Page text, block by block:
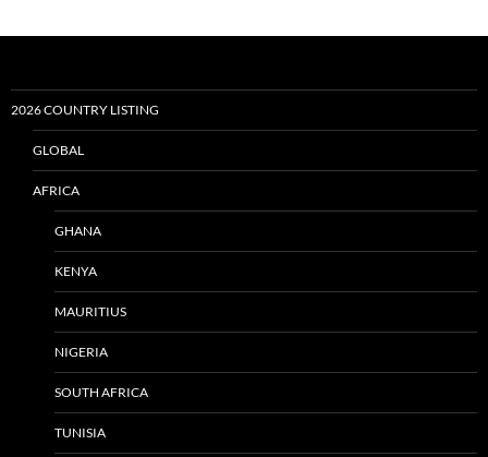
2026 COUNTRY LISTING
GLOBAL
AFRICA
GHANA
KENYA
MAURITIUS
NIGERIA
SOUTH AFRICA
TUNISIA